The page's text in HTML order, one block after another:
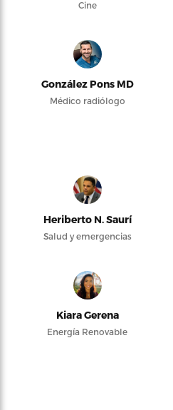
Cine
González Pons MD
Médico radiólogo
Heriberto N. Saurí
Salud y emergencias
Kiara Gerena
Energía Renovable